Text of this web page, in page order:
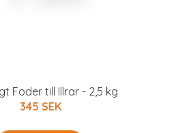
Foder till Illrar - 2,5 kg
345 SEK